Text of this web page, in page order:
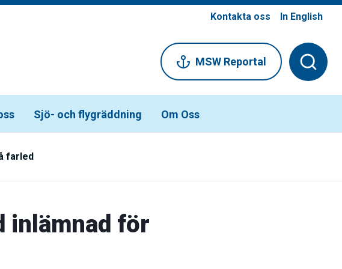
Kontakta oss In English
Sjö- och flygräddning Om Oss
MSW Reportal
farled
inlämnad för